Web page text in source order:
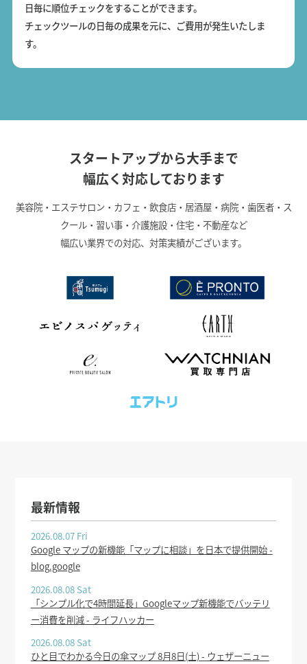
日毎に順位チェックをすることができます。
チェックツールの日毎の成果を元に、ご費用が発生いたしま
す。
スタートアップから大手まで
幅広く対応しております
美容院・エステサロン・カフェ・飲食店・居酒屋・病院・歯医者・ス
クール・習い事・介護施設・住宅・不動産など
幅広い業界での対応、対策実績がございます。
最新情報
2026.08.07 Fri
Google マップの新機能「マップに相談」を日本で提供開始 -
blog.google
2026.08.08 Sat
「シンプル化で4時間延長」Googleマップ新機能でバッテリ
ー消費を削減 - ライフハッカー
2026.08.08 Sat
ひと目でわかる今日の傘マップ 8月8日(土) - ウェザーニュー